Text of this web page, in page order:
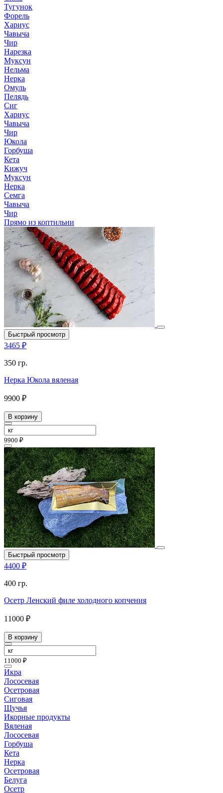
Тугунок
Форель
Хариус
Чавыча
Чир
Нарезка
Муксун
Нельма
Нерка
Омуль
Пелядь
Сиг
Хариус
Чавыча
Чир
Юкола
Горбуша
Кета
Кижуч
Муксун
Нерка
Семга
Чавыча
Чир
Прямо из коптильни
Быстрый просмотр
3465 ₽
350 гр.
Нерка Юкола вяленая
9900 ₽
В корзину
9900 ₽
Быстрый просмотр
4400 ₽
400 гр.
Осетр Ленский филе холодного копчения
11000 ₽
В корзину
11000 ₽
Икра
Лососевая
Осетровая
Сиговая
Щучья
Икорные продукты
Вяленая
Лососевая
Горбуша
Кета
Нерка
Осетровая
Белуга
Осетр